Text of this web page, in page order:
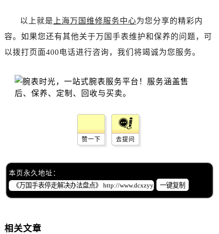
以上就是 上海万国维修服务中心为您分享的精彩内
容。如果您还有其他关于万国手表维护和保养的问题，可
以拨打页面400电话进行咨询，我们将竭诚为您服务。
赞一下 去提问
本页永久地址：
一键复制
相关文章